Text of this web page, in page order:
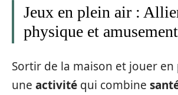
Jeux en plein air :
physique et amusement
Sortir de la maison et jouer
une activité qui combine